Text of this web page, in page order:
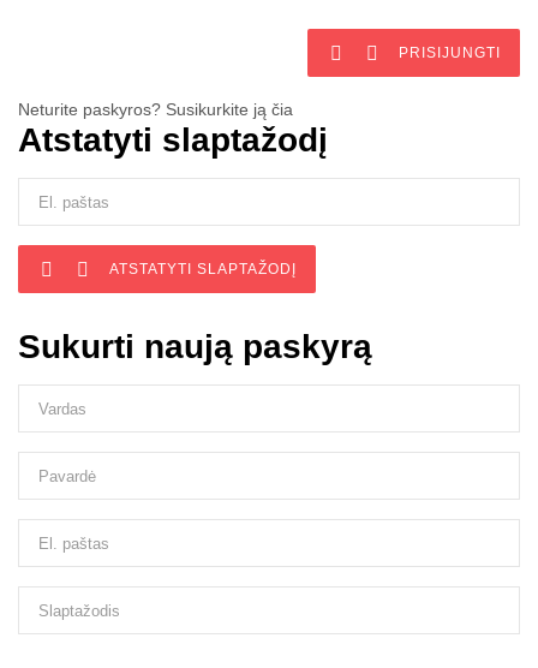
  PRISIJUNGTI
Neturite paskyros? Susikurkite ją čia
Atstatyti slaptažodį
  ATSTATYTI SLAPTAŽODĮ
Sukurti naują paskyrą